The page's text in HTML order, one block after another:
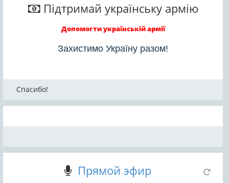
Підтримай українську армію
Допомогти українській армії
Захистимо Україну разом!
Спасибо!
Прямой эфир